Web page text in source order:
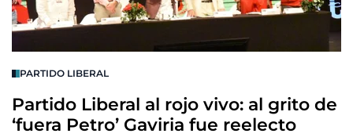
PARTIDO LIBERAL
Partido Liberal al rojo vivo: al grito de
‘fuera Petro’ Gaviria fue reelecto